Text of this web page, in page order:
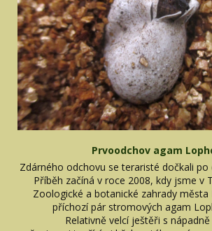
Prvoodchov agam
Zdárného odchovu se teraristé dočkali po
Příběh začíná v roce 2008, kdy jsme v
Zoologické a botanické zahrady města
příchozí pár stromových agam
Relativně velcí ještěři s